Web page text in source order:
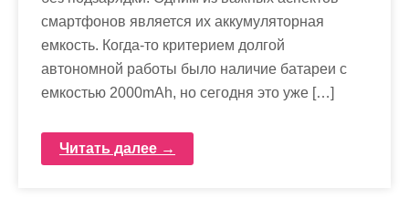
смартфонов является их аккумуляторная
емкость. Когда-то критерием долгой
автономной работы было наличие батареи с
емкостью 2000mAh, но сегодня это уже […]
Читать далее →